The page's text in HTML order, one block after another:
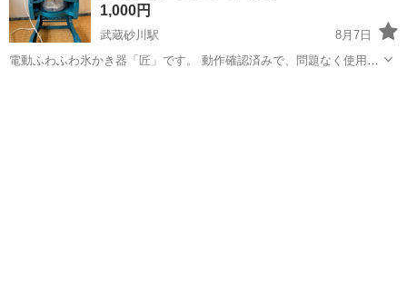
1,000円
武蔵砂川駅
8月7日
電動ふわふわ氷かき器「匠」です。 動作確認済みで、問題なく使用で